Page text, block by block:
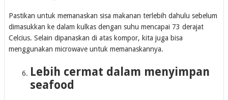
Pastikan untuk memanaskan sisa makanan terlebih dahulu sebelum
dimasukkan ke dalam kulkas dengan suhu mencapai 73 derajat
Celcius. Selain dipanaskan di atas kompor, kita juga bisa
menggunakan microwave untuk memanaskannya.
Lebih cermat dalam menyimpan
seafood